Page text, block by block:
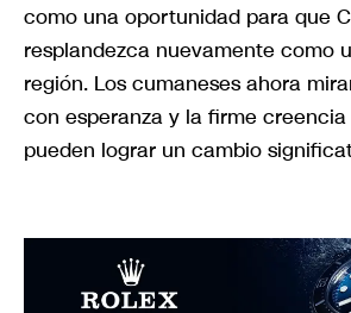
como una oportunidad para que
resplandezca nuevamente como
región. Los cumaneses ahora
con esperanza y la firme
pueden lograr un cambio